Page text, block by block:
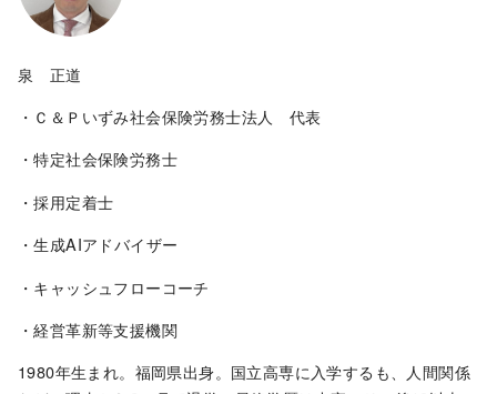
泉 正道
・Ｃ＆Ｐいずみ社会保険労務士法人 代表
・特定社会保険労務士
・採用定着士
・生成AIアドバイザー
・キャッシュフローコーチ
・経営革新等支援機関
1980年生まれ。福岡県出身。国立高専に入学するも、人間関係